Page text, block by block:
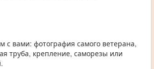
с вами: фотография самого ветерана,
труба, крепление, саморезы или